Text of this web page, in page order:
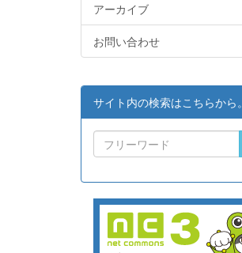
アーカイブ
お問い合わせ
サイト内の検索はこちらから。